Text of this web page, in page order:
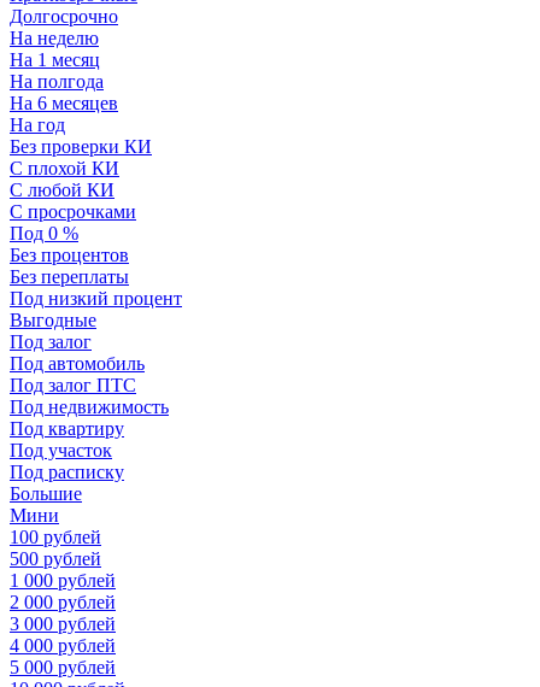
Долгосрочно
На неделю
На 1 месяц
На полгода
На 6 месяцев
На год
Без проверки КИ
С плохой КИ
С любой КИ
С просрочками
Под 0 %
Без процентов
Без переплаты
Под низкий процент
Выгодные
Под залог
Под автомобиль
Под залог ПТС
Под недвижимость
Под квартиру
Под участок
Под расписку
Большие
Мини
100 рублей
500 рублей
1 000 рублей
2 000 рублей
3 000 рублей
4 000 рублей
5 000 рублей